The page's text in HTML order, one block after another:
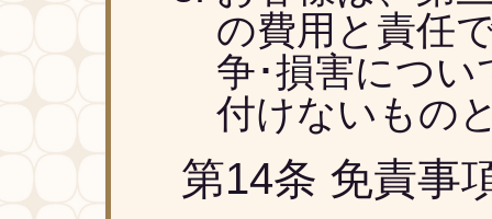
の費用と責任
争･損害につ
付けないもの
第14条 免責事